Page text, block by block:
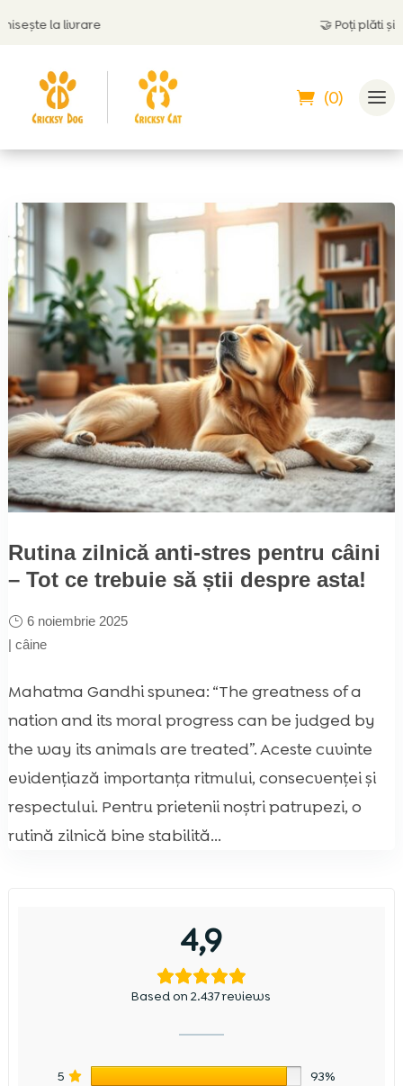
la livrare Poți plăti și
(0)
Rutina zilnică anti-stres pentru câini
– Tot ce trebuie să știi despre asta!
6 noiembrie 2025
| câine
Mahatma Gandhi spunea: “The greatness of a
nation and its moral progress can be judged by
the way its animals are treated”. Aceste cuvinte
evidențiază importanța ritmului, consecvenței și
respectului. Pentru prietenii noștri patrupezi, o
rutină zilnică bine stabilită...
4,9
Based on 2.437 reviews
5 93%